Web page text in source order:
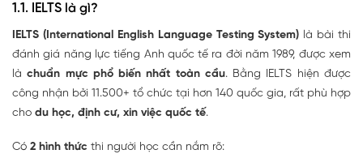
1.1. IELTS là gì?
IELTS (International English Language Testing System) là bài thi
đánh giá năng lực tiếng Anh quốc tế ra đời năm 1989, được xem
làchuẩn mực phổ biến nhất toàn cầu. Bằng IELTS hiện được
công nhận bởi 11.500+ tổ chức tại hơn 140 quốc gia, rất phù hợp
cho du học, định cư, xin việc quốc tế.
Có 2 hình thức thi người học cần nắm rõ: